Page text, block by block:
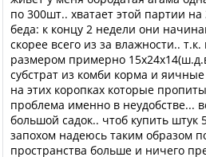
по 300шт.. хватает этой партии
беда: к концу 2 недели они
скорее всего из за влажности..
размером примерно
субстрат из комби корма и
на этих коропках которые
проблема именно в неудобстве...
большой садок.. чтоб купить штук
запохом надеюсь таким образом
пространства больше и ничего